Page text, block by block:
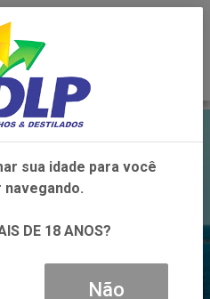
sua idade para você
navegando.
DE 18 ANOS?
Não